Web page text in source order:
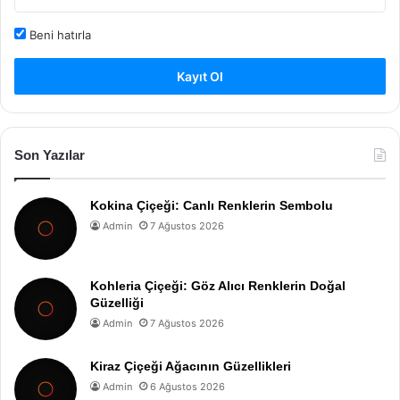
Beni hatırla
Kayıt Ol
Son Yazılar
Kokina Çiçeği: Canlı Renklerin Sembolu
Admin 7 Ağustos 2026
Kohleria Çiçeği: Göz Alıcı Renklerin Doğal
Güzelliği
Admin 7 Ağustos 2026
Kiraz Çiçeği Ağacının Güzellikleri
Admin 6 Ağustos 2026